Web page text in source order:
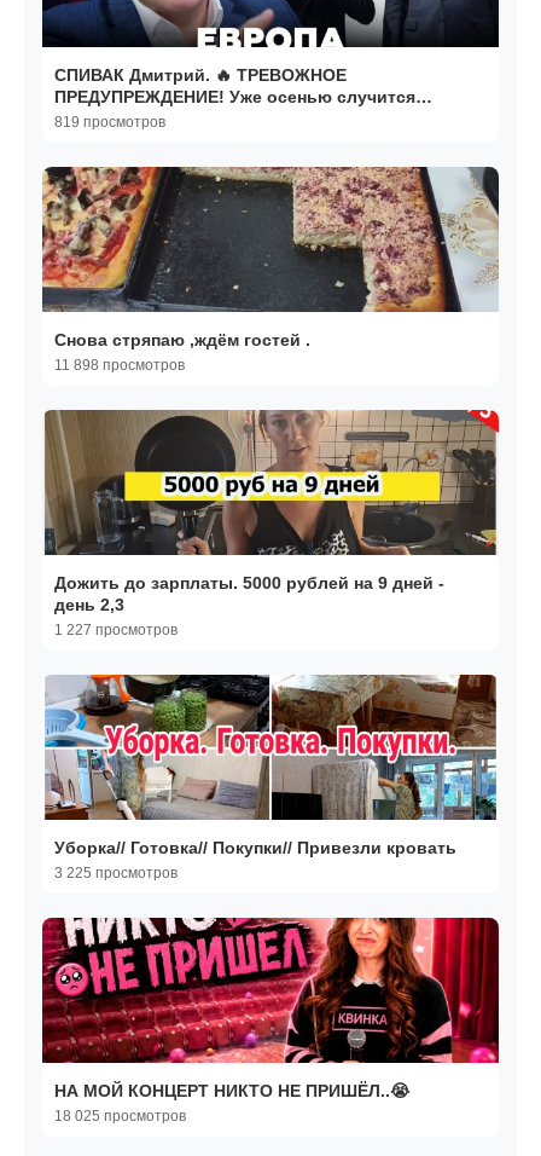
СПИВАК Дмитрий. 🔥 ТРЕВОЖНОЕ
ПРЕДУПРЕЖДЕНИЕ! Уже осенью случится…
819 просмотров
Снова стряпаю ,ждём гостей .
11 898 просмотров
Дожить до зарплаты. 5000 рублей на 9 дней -
день 2,3
1 227 просмотров
Уборка// Готовка// Покупки// Привезли кровать
3 225 просмотров
НА МОЙ КОНЦЕРТ НИКТО НЕ ПРИШЁЛ..😭
18 025 просмотров